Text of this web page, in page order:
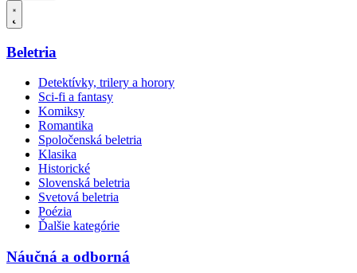
Beletria
Detektívky, trilery a horory
Sci-fi a fantasy
Komiksy
Romantika
Spoločenská beletria
Klasika
Historické
Slovenská beletria
Svetová beletria
Poézia
Ďalšie kategórie
Náučná a odborná